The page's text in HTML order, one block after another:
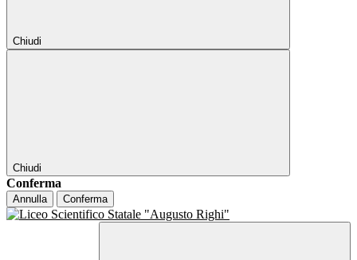
Chiudi
Chiudi
Conferma
Annulla Conferma